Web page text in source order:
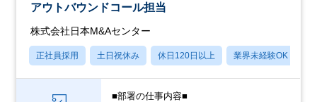
アウトバウンドコール担当
株式会社日本M&Aセンター
正社員採用 土日祝休み 休日120日以上 業界未経験OK
■部署の仕事内容■